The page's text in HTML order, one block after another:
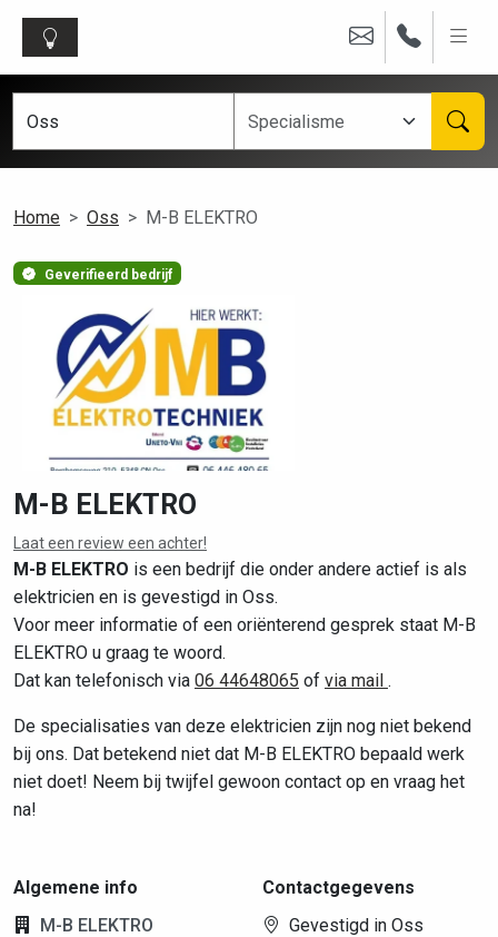
Home Oss M-B ELEKTRO
Geverifieerd bedrijf
M-B ELEKTRO
Laat een review een achter!
M-B ELEKTRO is een bedrijf die onder andere actief is als
elektricien en is gevestigd in Oss.
Voor meer informatie of een oriënterend gesprek staat M-B
ELEKTRO u graag te woord.
Dat kan telefonisch via 06 44648065 of via mail .
De specialisaties van deze elektricien zijn nog niet bekend
bij ons. Dat betekend niet dat M-B ELEKTRO bepaald werk
niet doet! Neem bij twijfel gewoon contact op en vraag het
na!
Algemene info
M-B ELEKTRO
Contactgegevens
Gevestigd in Oss